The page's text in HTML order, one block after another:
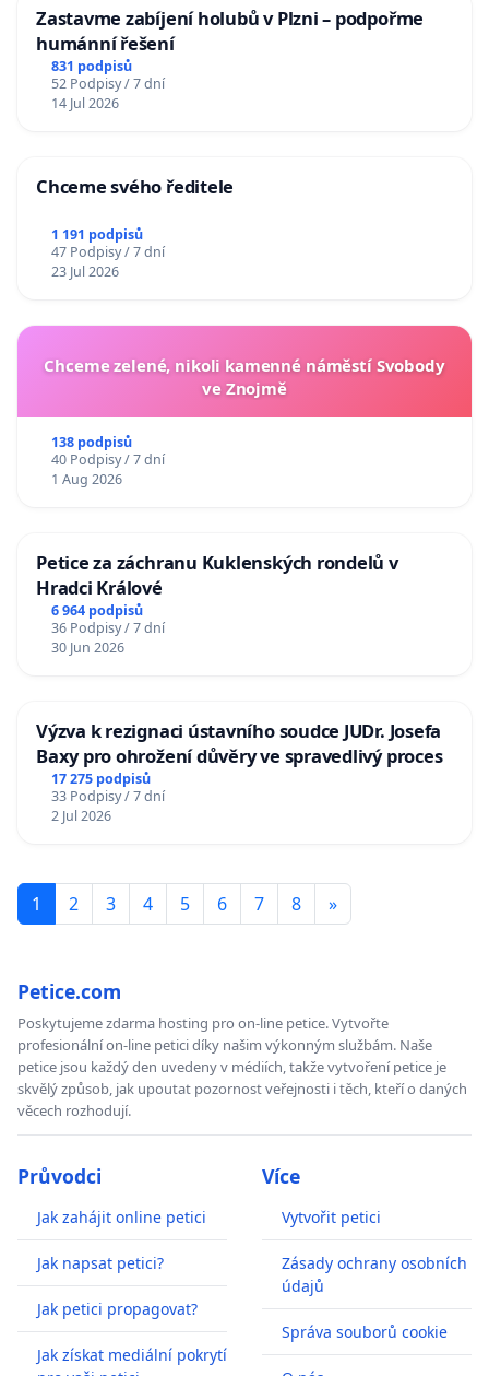
Zastavme zabíjení holubů v Plzni – podpořme
humánní řešení
831 podpisů
52 Podpisy / 7 dní
14 Jul 2026
Chceme svého ředitele
1 191 podpisů
47 Podpisy / 7 dní
23 Jul 2026
Chceme zelené, nikoli kamenné náměstí Svobody
ve Znojmě
138 podpisů
40 Podpisy / 7 dní
1 Aug 2026
Petice za záchranu Kuklenských rondelů v
Hradci Králové
6 964 podpisů
36 Podpisy / 7 dní
30 Jun 2026
Výzva k rezignaci ústavního soudce JUDr. Josefa
Baxy pro ohrožení důvěry ve spravedlivý proces
17 275 podpisů
33 Podpisy / 7 dní
2 Jul 2026
1 2 3 4 5 6 7 8 »
Petice.com
Poskytujeme zdarma hosting pro on-line petice. Vytvořte
profesionální on-line petici díky našim výkonným službám. Naše
petice jsou každý den uvedeny v médiích, takže vytvoření petice je
skvělý způsob, jak upoutat pozornost veřejnosti i těch, kteří o daných
věcech rozhodují.
Průvodci
Jak zahájit online petici
Jak napsat petici?
Jak petici propagovat?
Jak získat mediální pokrytí
Více
Vytvořit petici
Zásady ochrany osobních
údajů
Správa souborů cookie